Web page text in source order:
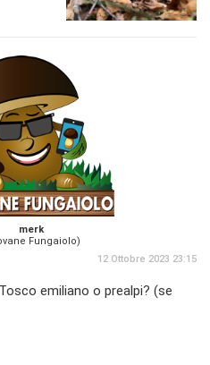
merk
Fungaiolo)
12 Ottobre 2023 23:15
emiliano o prealpi? (se